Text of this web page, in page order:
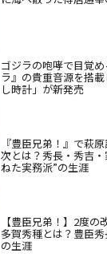
ゴジラの咆哮で目覚
ラ』の貴重音源を搭
し時計」が新発売
『豊臣兄弟！』で萩
次とは？秀長・秀吉
ねた実務派”の生涯
【豊臣兄弟！】2度の
多賀秀種とは？豊臣
の生涯